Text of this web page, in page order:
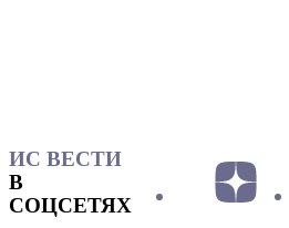
ИС ВЕСТИ
В
СОЦСЕТЯХ